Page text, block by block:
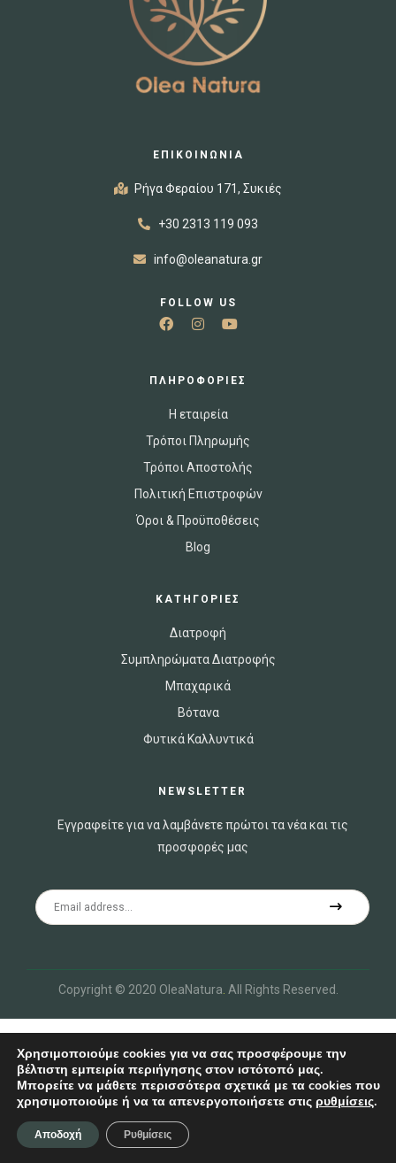
ΕΠΙΚΟΙΝΩΝΙΑ
Ρήγα Φεραίου 171, Συκιές
+30 2313 119 093
info@oleanatura.gr
FOLLOW US
ΠΛΗΡΟΦΟΡΙΕΣ
Η εταιρεία
Τρόποι Πληρωμής
Τρόποι Αποστολής
Πολιτική Επιστροφών
Όροι & Προϋποθέσεις
Blog
ΚΑΤΗΓΟΡΙΕΣ
Διατροφή
Συμπληρώματα Διατροφής
Μπαχαρικά
Βότανα
Φυτικά Καλλυντικά
NEWSLETTER
Εγγραφείτε για να λαμβάνετε πρώτοι τα νέα και τις
προσφορές μας
Copyright © 2020 OleaNatura All Rights Reserved.
Shop Account
Χρησιμοποιούμε cookies για να σας προσφέρουμε την
βέλτιστη εμπειρία περιήγησης στον ιστότοπό μας.
Μπορείτε να μάθετε περισσότερα σχετικά με τα cookies που
χρησιμοποιούμε ή να τα απενεργοποιήσετε στις ρυθμίσεις.
Αποδοχή Ρυθμίσεις